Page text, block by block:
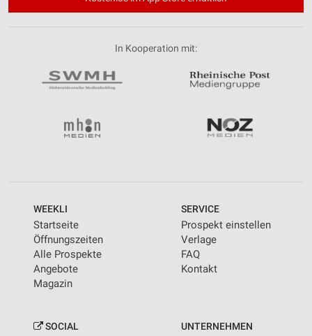
In Kooperation mit:
WEEKLI
Startseite
Öffnungszeiten
Alle Prospekte
Angebote
Magazin
SERVICE
Prospekt einstellen
Verlage
FAQ
Kontakt
SOCIAL UNTERNEHMEN